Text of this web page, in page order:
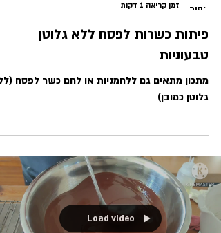
זמן קריאה 1 דקות
פיתות כשרות לפסח ללא גלוטן
טבעוניות
מתכון מתאים גם ללחמניות או לחם כשר לפסח
גלוטן כמובן)
Load video